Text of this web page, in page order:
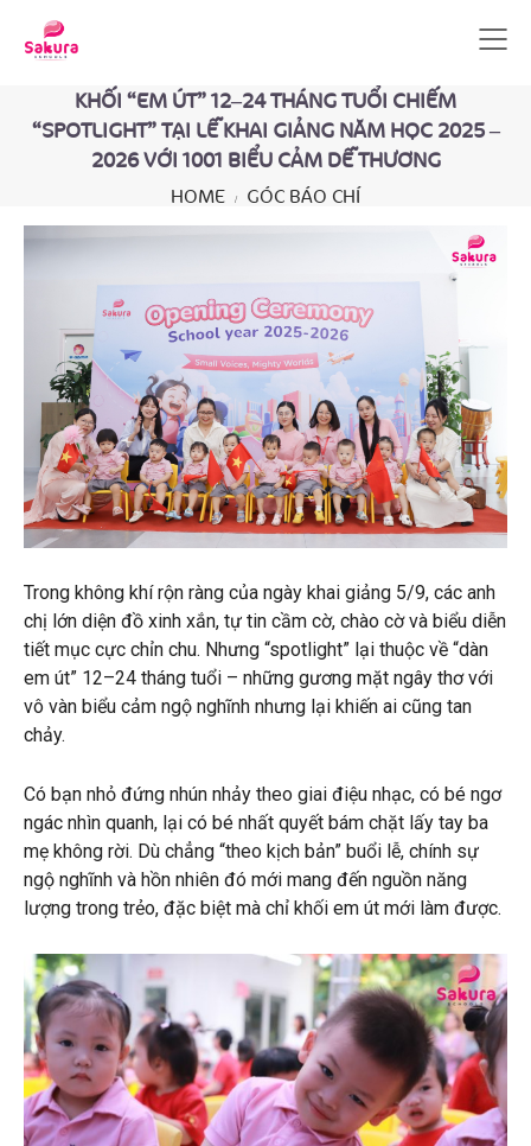
KHỐI “EM ÚT” 12–24 THÁNG TUỔI CHIẾM
“SPOTLIGHT” TẠI LỄ KHAI GIẢNG NĂM HỌC 2025 –
2026 VỚI 1001 BIỂU CẢM DỄ THƯƠNG
HOME GÓC BÁO CHÍ
Trong không khí rộn ràng của ngày khai giảng 5/9, các anh
chị lớn diện đồ xinh xắn, tự tin cầm cờ, chào cờ và biểu diễn
tiết mục cực chỉn chu. Nhưng “spotlight” lại thuộc về “dàn
em út” 12–24 tháng tuổi – những gương mặt ngây thơ với
vô vàn biểu cảm ngộ nghĩnh nhưng lại khiến ai cũng tan
chảy.
Có bạn nhỏ đứng nhún nhảy theo giai điệu nhạc, có bé ngơ
ngác nhìn quanh, lại có bé nhất quyết bám chặt lấy tay ba
mẹ không rời. Dù chẳng “theo kịch bản” buổi lễ, chính sự
ngộ nghĩnh và hồn nhiên đó mới mang đến nguồn năng
lượng trong trẻo, đặc biệt mà chỉ khối em út mới làm được.